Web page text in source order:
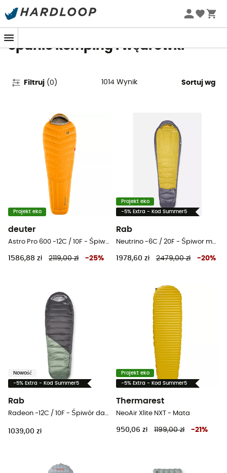
Letnie promocje 🔥 -5% DODATKOWO przy zakupie 2
Spanie kemping i wędrówki
Filtruj (0 ) 1014 Wynik Sortuj wg
Projekt eko
deuter
Astro Pro 600 -12C / 10F - Śpiwor
1586,88 zł 2119,00 zł -25%
Projekt eko
-5% Extra - Kod Summer5
Rab
Neutrino -6C / 20F - Śpiwor meski
1978,60 zł 2479,00 zł -20%
Nowość
-5% Extra - Kod Summer5
Rab
Radeon -12C / 10F - Śpiwór damski
1039,00 zł
Projekt eko
-5% Extra - Kod Summer5
Thermarest
NeoAir Xlite NXT - Mata
950,06 zł 1199,00 zł -21 %